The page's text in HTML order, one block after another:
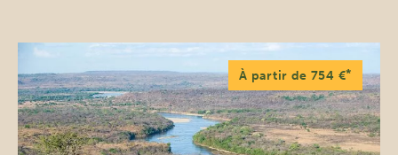
À partir de 754 €*